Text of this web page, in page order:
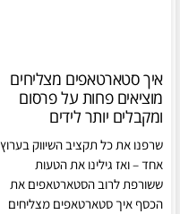
איך סטארטאפים מצליחים
מוציאים פחות על פרסום
ומקבלים יותר לידים
שרפנו את כל תקציב השיווק בערוץ
אחד – ואז גילינו את הטעות
ששורפת לרוב הסטארטאפים את
הכסף איך סטארטאפים מצליחים